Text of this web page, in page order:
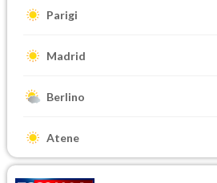
Parigi
Madrid
Berlino
Atene